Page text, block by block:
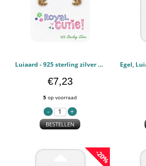
Luiaard - 925 sterling zilver Kinderen Sets PCJW49007
€7,23
5 op voorraad
BESTELLEN
-20%